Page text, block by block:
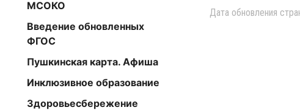
МСОКО
Введение обновленных
ФГОС
Пушкинская карта. Афиша
Инклюзивное образование
Здоровьесбережение
Дата обновления